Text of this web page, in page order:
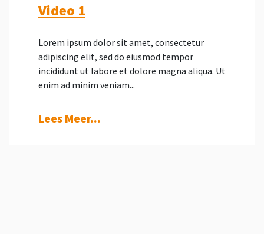
Video 1
Lorem ipsum dolor sit amet, consectetur
adipiscing elit, sed do eiusmod tempor
incididunt ut labore et dolore magna aliqua. Ut
enim ad minim veniam...
Lees Meer...